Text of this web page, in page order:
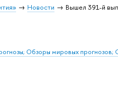
Новости
Вышел 391-й
Обзоры мировых прогнозов;